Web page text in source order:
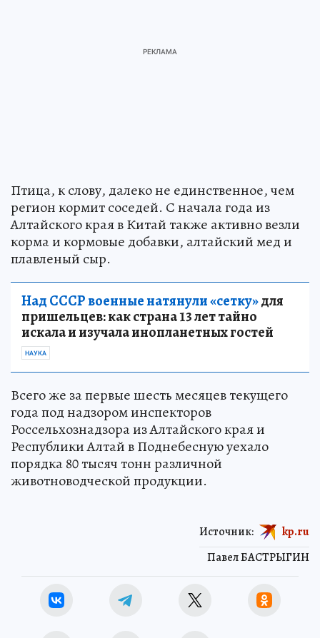
Птица, к слову, далеко не единственное, чем
регион кормит соседей. С начала года из
Алтайского края в Китай также активно везли
корма и кормовые добавки, алтайский мед и
плавленый сыр.
Над СССР военные натянули «сетку»для
пришельцев: как страна 13 лет тайно
искала и изучала инопланетных гостей
НАУКА
Всего же за первые шесть месяцев текущего
года под надзором инспекторов
Россельхознадзора из Алтайского края и
Республики Алтай в Поднебесную уехало
порядка 80 тысяч тонн различной
животноводческой продукции.
Павел БАСТРЫГИН
Источник: kp.ru